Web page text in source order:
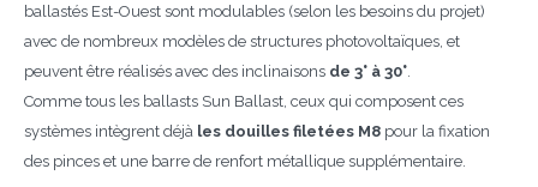
ballastés Est-Ouest sont modulables (selon les besoins du projet)
avec de nombreux modèles de structures photovoltaïques, et
peuvent être réalisés avec des inclinaisons de 3° à 30°.
Comme tous les ballasts Sun Ballast, ceux qui composent ces
systèmes intègrent déjà les douilles filetées M8 pour la fixation
des pinces et une barre de renfort métallique supplémentaire.